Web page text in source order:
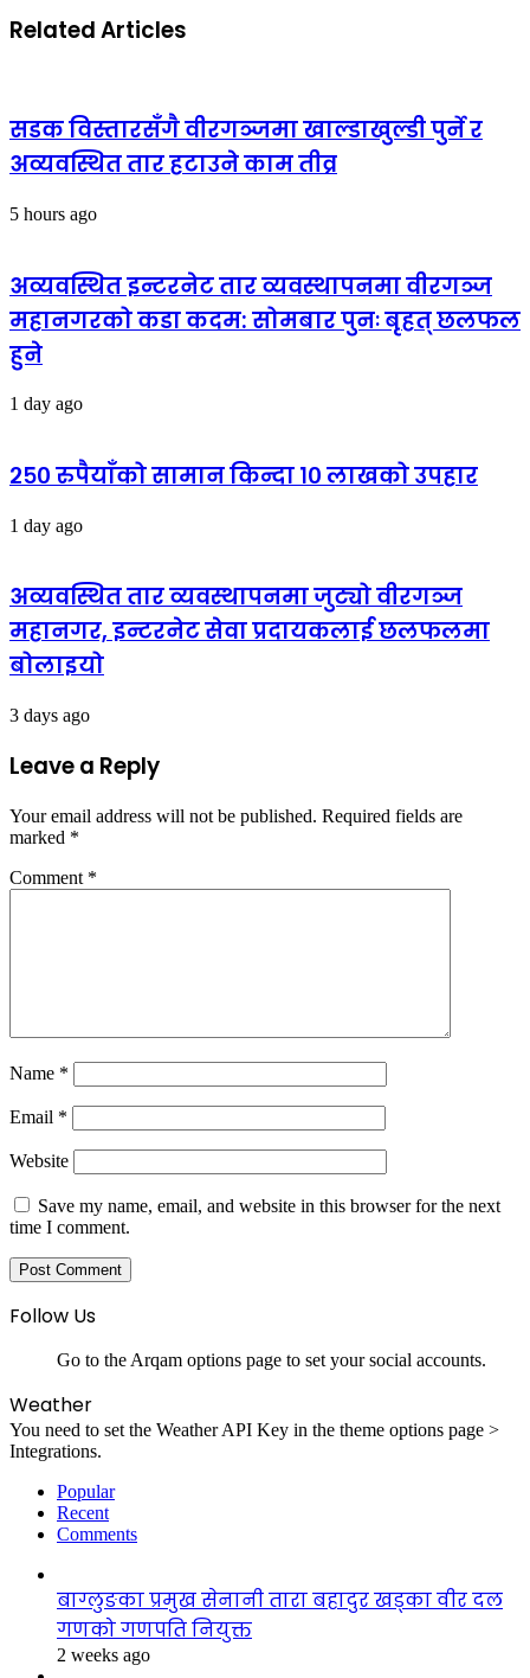
Related Articles
सडक विस्तारसँगै वीरगञ्जमा खाल्डाखुल्डी पुर्ने र
अव्यवस्थित तार हटाउने काम तीव्र
5 hours ago
अव्यवस्थित इन्टरनेट तार व्यवस्थापनमा वीरगञ्ज
महानगरको कडा कदम: सोमबार पुनः बृहत् छलफल
हुने
1 day ago
२५० रुपैयाँको सामान किन्दा १० लाखको उपहार
1 day ago
अव्यवस्थित तार व्यवस्थापनमा जुट्यो वीरगञ्ज
महानगर, इन्टरनेट सेवा प्रदायकलाई छलफलमा
बोलाइयो
3 days ago
Leave a Reply
Your email address will not be published. Required fields are
marked *
Comment *
Name *
Email *
Website
Save my name, email, and website in this browser for the next
time I comment.
Follow Us
Go to the Arqam options page to set your social accounts.
Weather
You need to set the Weather API Key in the theme options page >
Integrations.
Popular
Recent
Comments
बाग्लुङका प्रमुख सेनानी तारा बहादुर खड्का वीर दल
गणको गणपति नियुक्त
2 weeks ago